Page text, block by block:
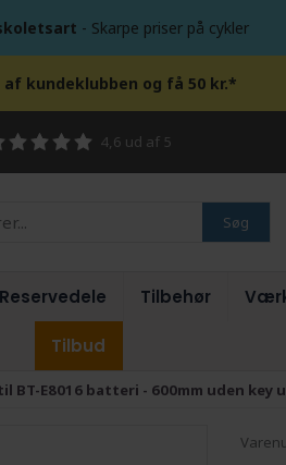
- Skarpe priser på cykler
af kundeklubben og få 50 kr.*
4,6 ud af 5
Søg
Reservedele Tilbehør
Tilbud
BT-E8016 batteri - 600mm uden key